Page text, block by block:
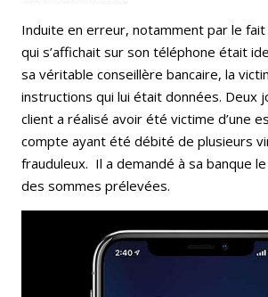
Induite en erreur, notamment par le
qui s’affichait sur son téléphone était
sa véritable conseillère bancaire, la
instructions qui lui était données. Deux
client a réalisé avoir été victime d’une
compte ayant été débité de plusieurs
frauduleux. Il a demandé à sa banque
des sommes prélevées.